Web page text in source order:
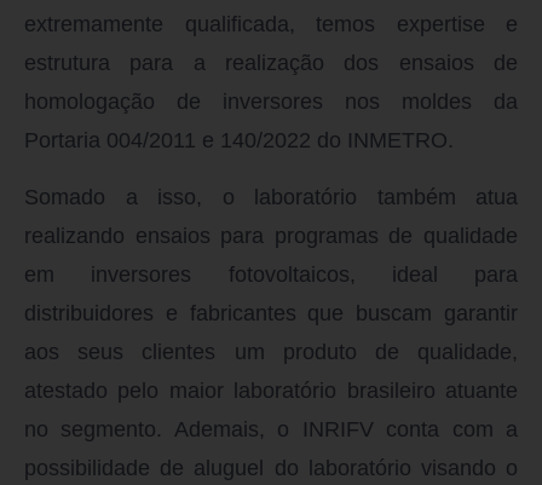
extremamente qualificada, temos expertise e
estrutura para a realização dos ensaios de
homologação de inversores nos moldes da
Portaria 004/2011 e 140/2022 do INMETRO.
Somado a isso, o laboratório também atua
realizando ensaios para programas de qualidade
em inversores fotovoltaicos, ideal para
distribuidores e fabricantes que buscam garantir
aos seus clientes um produto de qualidade,
atestado pelo maior laboratório brasileiro atuante
no segmento. Ademais, o INRIFV conta com a
possibilidade de aluguel do laboratório visando o